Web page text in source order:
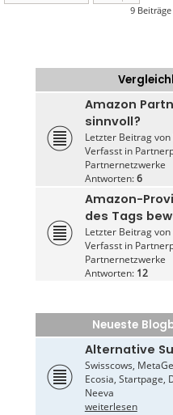
9 Beiträge
Amazon
sinnvoll?
Letzter Beitrag von
Verfasst in
Partnernetzwerke
Antworten:6
Amazon-
des Tags
Letzter Beitrag von
Verfasst in
Partnernetzwerke
Antworten: 12
Neueste
Alternative
Swisscows,
Ecosia, Startpage,
Neeva
weiterlesen